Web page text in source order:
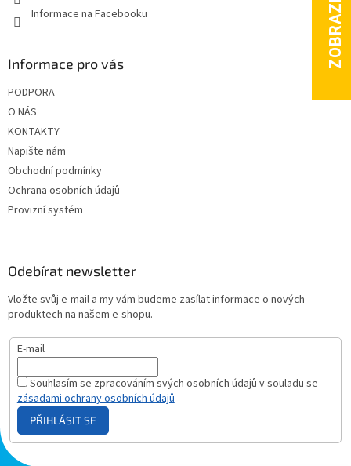
Informace na Facebooku
Informace pro vás
PODPORA
O NÁS
KONTAKTY
Napište nám
Obchodní podmínky
Ochrana osobních údajů
Provizní systém
Odebírat newsletter
Vložte svůj e-mail a my vám budeme zasílat informace o nových
produktech na našem e-shopu.
E-mail
Souhlasím se zpracováním svých osobních údajů v souladu se
zásadami ochrany osobních údajů
PŘIHLÁSIT SE